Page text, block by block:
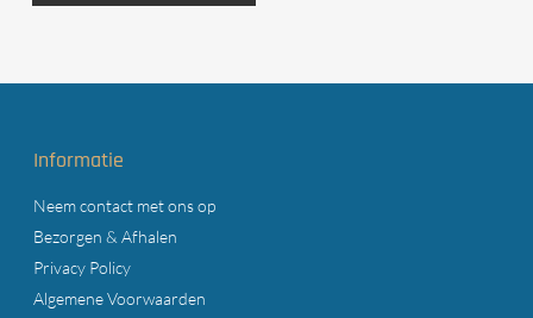
Informatie
Neem contact met ons op
Bezorgen & Afhalen
Privacy Policy
Algemene Voorwaarden